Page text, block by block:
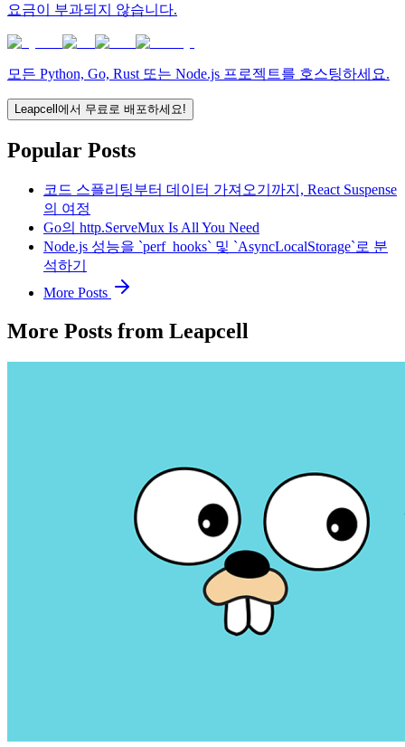
요금이 부과되지 않습니다.
모든 Python, Go, Rust 또는 Node.js 프로젝트를 호스팅하세요.
Leapcell에서 무료로 배포하세요!
Popular Posts
코드 스플리팅부터 데이터 가져오기까지, React Suspense
의 여정
Go의 http.ServeMux Is All You Need
Node.js 성능을 `perf_hooks` 및 `AsyncLocalStorage`로 분
석하기
More Posts
More Posts from Leapcell